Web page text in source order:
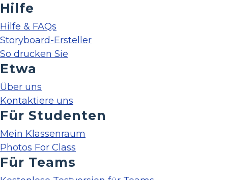
Hilfe
Hilfe & FAQs
Storyboard-Ersteller
So drucken Sie
Etwa
Über uns
Kontaktiere uns
Für Studenten
Mein Klassenraum
Photos For Class
Für Teams